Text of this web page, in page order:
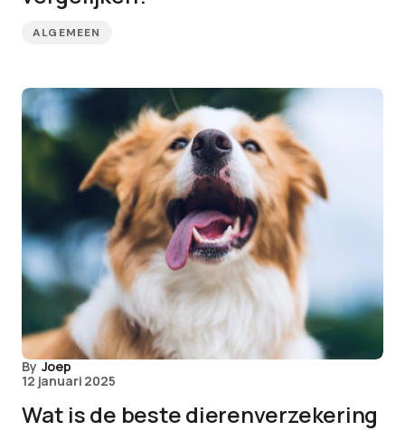
ALGEMEEN
By Joep
12 januari 2025
Wat is de beste dierenverzekering